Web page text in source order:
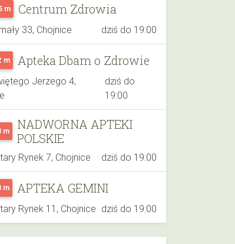
m Centrum Zdrowia
33, Chojnice dziś do 19:00
m Apteka Dbam o Zdrowie
Jerzego 4,
dziś do
19:00
m
NADWORNA APTEKI
POLSKIE
Rynek 7, Chojnice dziś do 19:00
m APTEKA GEMINI
Rynek 11, Chojnice dziś do 19:00